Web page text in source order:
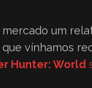
um
vínhamos
Hunter: World